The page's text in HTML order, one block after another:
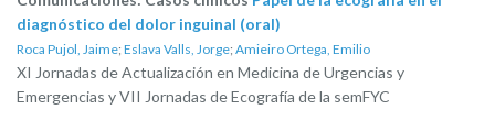
diagnóstico del dolor inguinal (oral)
Roca Pujol, Jaime; Eslava Valls, Jorge; Amieiro Ortega, Emilio
XI Jornadas de Actualización en Medicina de Urgencias y
Emergencias y VII Jornadas de Ecografía de la semFYC